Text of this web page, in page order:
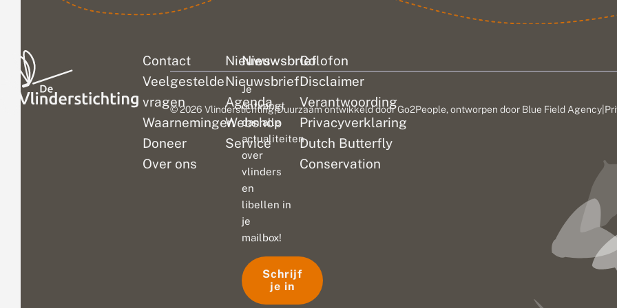
Contact
Veelgestelde
vragen
Waarnemingen
Doneer
Over ons
Nieuws
Nieuwsbrief
Agenda
Webshop
Service
Colofon
Disclaimer
Verantwoording
Privacyverklaring
Dutch Butterfly
Conservation
Nieuwsbrief
Je
ontvangt
dan alle
actualiteiten
over
vlinders
en
libellen in
je
mailbox!
Schrijf
je in
© 2026 Vlinderstichting|Duurzaam ontwikkeld doorGo2People, ontworpen door Blue Field Agency